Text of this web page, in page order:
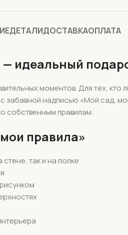
ДЕТАЛИДОСТАВКАОПЛАТА
идеальный
моментов. Для тех, кто
надписью «Мой сад,
собственным правилам.
правила»
так и на полке